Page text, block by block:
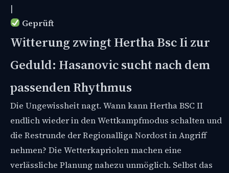
|
Geprüft
Witterung zwingt Hertha Bsc Ii zur
Geduld: Hasanovic sucht nach dem
passenden Rhythmus
Die Ungewissheit nagt. Wann kann Hertha BSC II
endlich wieder in den Wettkampfmodus schalten und
die Restrunde der Regionalliga Nordost in Angriff
nehmen? Die Wetterkapriolen machen eine
verlässliche Planung nahezu unmöglich. Selbst das